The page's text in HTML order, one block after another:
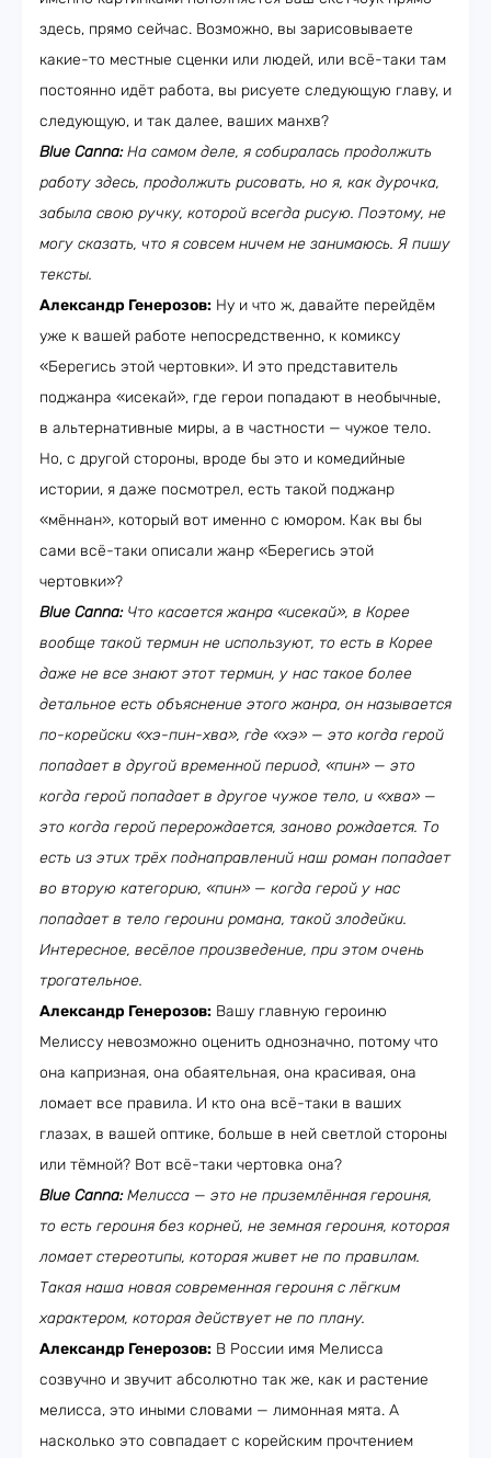
здесь, прямо сейчас. Возможно, вы зарисовываете
какие-то местные сценки или людей, или всё-таки там
постоянно идёт работа, вы рисуете следующую главу, и
следующую, и так далее, ваших манхв?
Blue Canna: На самом деле, я собиралась продолжить
работу здесь, продолжить рисовать, но я, как дурочка,
забыла свою ручку, которой всегда рисую. Поэтому, не
могу сказать, что я совсем ничем не занимаюсь. Я пишу
тексты.
Александр Генерозов: Ну и что ж, давайте перейдём
уже к вашей работе непосредственно, к комиксу
«Берегись этой чертовки». И это представитель
поджанра «исекай», где герои попадают в необычные,
в альтернативные миры, а в частности — чужое тело.
Но, с другой стороны, вроде бы это и комедийные
истории, я даже посмотрел, есть такой поджанр
«мённан», который вот именно с юмором. Как вы бы
сами всё-таки описали жанр «Берегись этой
чертовки»?
Blue Canna: Что касается жанра «исекай», в Корее
вообще такой термин не используют, то есть в Корее
даже не все знают этот термин, у нас такое более
детальное есть объяснение этого жанра, он называется
по-корейски «хэ-пин-хва», где «хэ» — это когда герой
попадает в другой временной период, «пин» — это
когда герой попадает в другое чужое тело, и «хва» —
это когда герой перерождается, заново рождается. То
есть из этих трёх поднаправлений наш роман попадает
во вторую категорию, «пин» — когда герой у нас
попадает в тело героини романа, такой злодейки.
Интересное, весёлое произведение, при этом очень
трогательное.
Александр Генерозов: Вашу главную героиню
Мелиссу невозможно оценить однозначно, потому что
она капризная, она обаятельная, она красивая, она
ломает все правила. И кто она всё-таки в ваших
глазах, в вашей оптике, больше в ней светлой стороны
или тёмной? Вот всё-таки чертовка она?
Blue Canna: Мелисса — это не приземлённая героиня,
то есть героиня без корней, не земная героиня, которая
ломает стереотипы, которая живет не по правилам.
Такая наша новая современная героиня с лёгким
характером, которая действует не по плану.
Александр Генерозов: В России имя Мелисса
созвучно и звучит абсолютно так же, как и растение
мелисса, это иными словами — лимонная мята. А
насколько это совпадает с корейским прочтением